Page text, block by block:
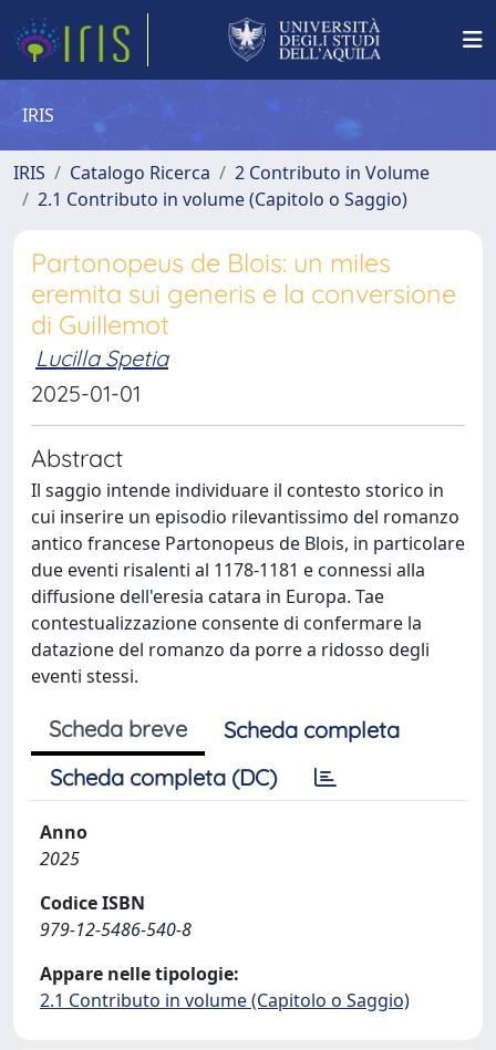
IRIS
IRIS Catalogo Ricerca
2 Contributo in Volume
2.1 Contributo in volume (Capitolo o Saggio)
Partonopeus de Blois: un miles
eremita sui generis e la conversione
di Guillemot
Lucilla Spetia
2025-01-01
Abstract
Il saggio intende individuare il contesto storico in
cui inserire un episodio rilevantissimo del romanzo
antico francese Partonopeus de Blois, in particolare
due eventi risalenti al 1178-1181 e connessi alla
diffusione dell'eresia catara in Europa. Tae
contestualizzazione consente di confermare la
datazione del romanzo da porre a ridosso degli
eventi stessi.
Scheda breve
Scheda completa
Scheda completa (DC)
Anno
2025
Codice ISBN
979-12-5486-540-8
Appare nelle tipologie:
2.1 Contributo in volume (Capitolo o Saggio)